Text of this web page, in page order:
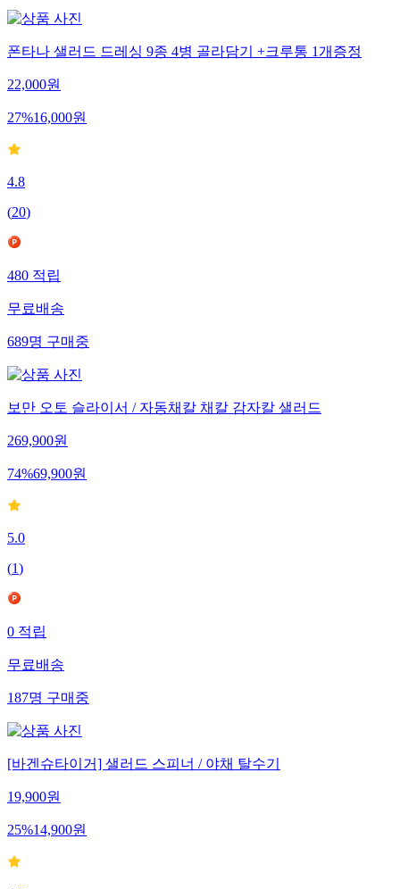
폰타나 샐러드 드레싱 9종 4병 골라담기 +크루통 1개증정
22,000원
27%16,000원
4.8
(20)
480적립
무료배송
689명구매중
보만 오토 슬라이서 / 자동채칼 채칼 감자칼 샐러드
269,900원
74%69,900원
5.0
(1)
0적립
무료배송
187명구매중
[바겐슈타이거] 샐러드 스피너 / 야채 탈수기
19,900원
25%14,900원